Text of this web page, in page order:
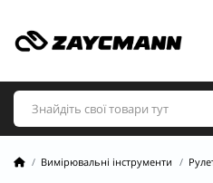
Вимірювальні інструменти